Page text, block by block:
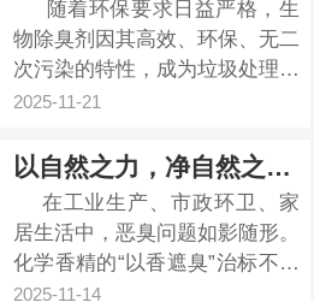
扰离子）、处理工艺（市政污
水、工业废水、深度处理等）和
达标要...
随着环保要求日益严格，生
物除臭剂因其高效、环保、无二
次污染的特性，成为垃圾处理、
养殖、污水污泥等领域的首选。
量参差不齐。如何找到一家靠谱
的生物除臭剂厂家？ ...
2025-11-21
以自然之力，净自然之味——揭秘新一代植物型除臭剂
在工业生产、市政环卫、家
居生活中，恶臭问题如影随形。
化学香精的“以香遮臭”治标不治
本，而强氧化性除臭剂则可能带
2025-11-14